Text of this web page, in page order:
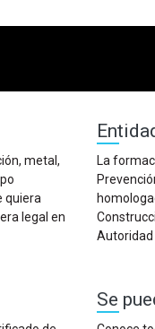
metal,
quiera
legal en
La
Se